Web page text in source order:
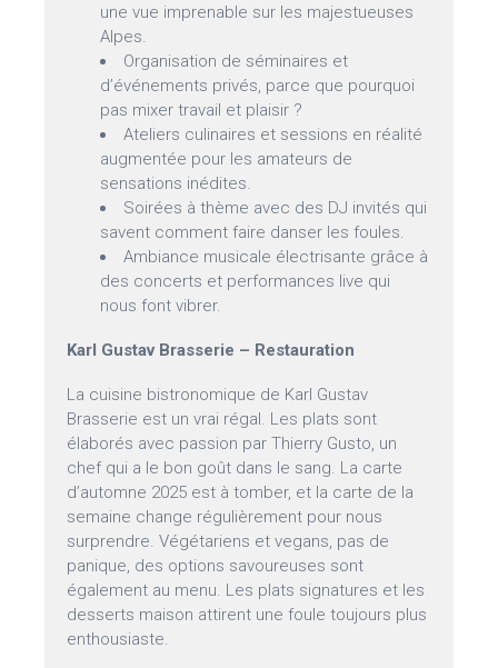
une vue imprenable sur les majestueuses
Alpes.
Organisation de séminaires et
d’événements privés, parce que pourquoi
pas mixer travail et plaisir ?
Ateliers culinaires et sessions en réalité
augmentée pour les amateurs de
sensations inédites.
Soirées à thème avec des DJ invités qui
savent comment faire danser les foules.
Ambiance musicale électrisante grâce à
des concerts et performances live qui
nous font vibrer.
Karl Gustav Brasserie – Restauration
La cuisine bistronomique de Karl Gustav
Brasserie est un vrai régal. Les plats sont
élaborés avec passion par Thierry Gusto, un
chef qui a le bon goût dans le sang. La carte
d’automne 2025 est à tomber, et la carte de la
semaine change régulièrement pour nous
surprendre. Végétariens et vegans, pas de
panique, des options savoureuses sont
également au menu. Les plats signatures et les
desserts maison attirent une foule toujours plus
enthousiaste.